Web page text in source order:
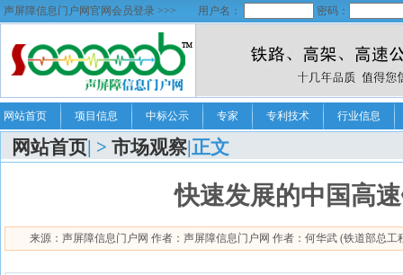
声屏障信息门户网官网会员登录 >>> 用户名： 密码：
网站首页 项目信息 中标公示 专家 专利技术 行业信息
网站首页| > 市场观察|正文
快速发展的中国高
来源：声屏障信息门户网 作者：声屏障信息门户网 作者：何华武 (铁道部总